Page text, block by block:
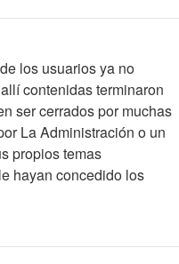
los usuarios ya no
contenidas terminaron
ser cerrados por muchas
La Administración o un
propios temas
hayan concedido los